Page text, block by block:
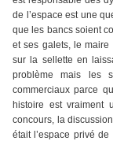
de l’espace est une
que les bancs soient
et ses galets, le maire
sur la sellette en
problème mais les
commerciaux parce
histoire est vraiment
concours, la
était l’espace privé